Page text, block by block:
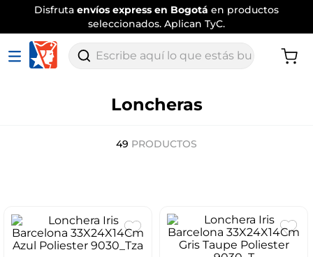
Envíotradicional gratispor comprassuperiores a $120.000
Aplican TyC
Escribe aquí lo que estás buscando
Loncheras
49 PRODUCTOS